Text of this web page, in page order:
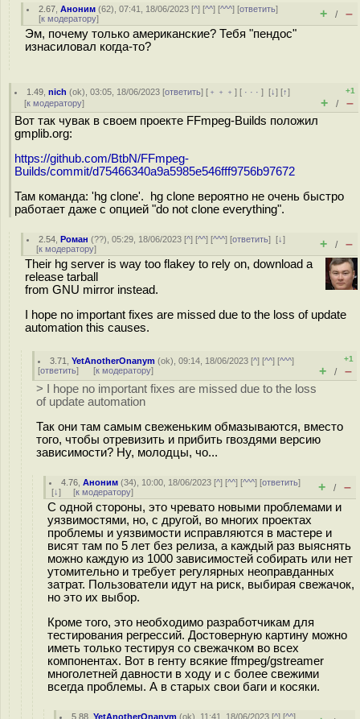
2.67 ,Аноним (62), 07:41, 18/06/2023 [^] [^^] [^^^] [ответить]
[к модератору] + / –
Эм, почему только американские? Тебя "пендос"
изнасиловал когда-то?
1.49 ,nich (ok), 03:05, 18/06/2023 [ответить] [ ﹢﹢﹢] [ · · ·][↓] [↑]
[к модератору]
+1
+ / –
Вот так чувак в своем проекте FFmpeg-Builds положил
gmplib.org:
https://github.com/BtbN/FFmpeg-
Builds/commit/d75466340a9a5985e546fff9756b97672
Там команда: 'hg clone'. hg clone вероятно не очень быстро
работает даже с опцией "do not clone everything".
2.54 ,Роман (??), 05:29, 18/06/2023 [^] [^^] [^^^] [ответить][↓]
[к модератору] + / –
Their hg server is way too flakey to rely on, download a
release tarball
from GNU mirror instead.
I hope no important fixes are missed due to the loss of update
automation this causes.
3.71 ,YetAnotherOnanym (ok), 09:14, 18/06/2023 [^] [^^] [^^^]
[ответить] [к модератору]
+1
+ / –
> I hope no important fixes are missed due to the loss
of update automation
Так они там самым свеженьким обмазываются, вместо
того, чтобы отревизить и прибить гвоздями версию
зависимости? Ну, молодцы, чо...
4.76 ,Аноним (34), 10:00, 18/06/2023 [^] [^^] [^^^] [ответить]
[↓] [к модератору] + / –
С одной стороны, это чревато новыми проблемами и
уязвимостями, но, с другой, во многих проектах
проблемы и уязвимости исправляются в мастере и
висят там по 5 лет без релиза, а каждый раз выяснять
можно каждую из 1000 зависимостей собирать или нет
утомительно и требует регулярных неоправданных
затрат. Пользователи идут на риск, выбирая свежачок,
но это их выбор.
Кроме того, это необходимо разработчикам для
тестирования регрессий. Достоверную картину можно
иметь только тестируя со свежачком во всех
компонентах. Вот в генту всякие ffmpeg/gstreamer
многолетней давности в ходу и с более свежими
всегда проблемы. А в старых свои баги и косяки.
5.88 ,YetAnotherOnanym (ok), 11:41, 18/06/2023 [^] [^^]